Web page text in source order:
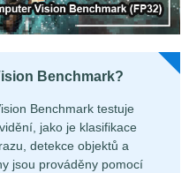
Benchmark?
Benchmark testuje
jako je klasifikace
detekce objektů a
jsou prováděny pomocí